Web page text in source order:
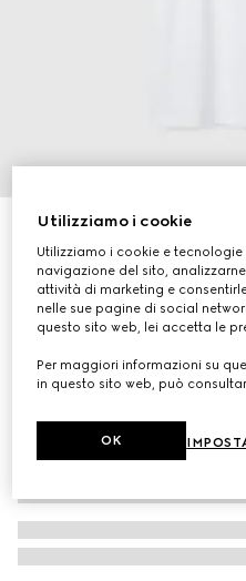
T-shirt in jersey di cotone con
CHF 460
Variante bianco
Utilizziamo i cookie
Utilizziamo i cookie e
navigazione del sito,
attività di marketing e
nelle sue pagine di social
questo sito web, lei accetta le
Per maggiori informazioni su
in questo sito web, può
OK